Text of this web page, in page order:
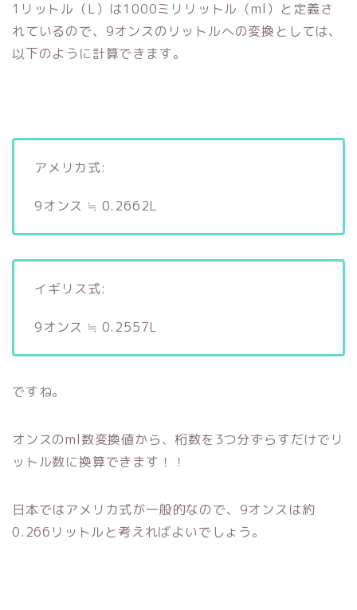
1リットル（L）は1000ミリリットル（ml）と定義さ
れているので、9オンスのリットルへの変換としては、
以下のように計算できます。
アメリカ式:
9オンス ≒ 0.2662L
イギリス式:
9オンス ≒ 0.2557L
ですね。
オンスのml数変換値から、桁数を3つ分ずらすだけでリ
ットル数に換算できます！！
日本ではアメリカ式が一般的なので、9オンスは約
0.266リットルと考えればよいでしょう。